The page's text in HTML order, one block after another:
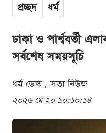
প্রচ্ছদ ধর্ম
ঢাকা ও পার্শ্ববর্তী
সর্বশেষ সময়সূচি
ধর্ম ডেস্ক . সত্য নিউজ
২০২৬ মে ২০ ১০:১০:১৪